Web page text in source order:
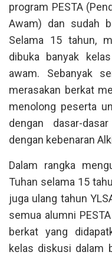
program PESTA
Awam) dan sudah
Selama 15 tahun,
dibuka banyak
awam. Sebanyak
merasakan berkat
menolong peserta
dengan dasar-
dengan kebenaran
Dalam rangka
Tuhan selama 15
juga ulang tahun
semua alumni
berkat yang
kelas diskusi dalam